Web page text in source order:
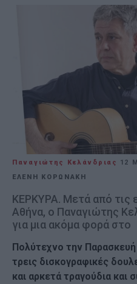
Παναγιώτης Κελάνδριας 12
ΕΛΈΝΗ ΚΟΡΩΝΆΚΗ
ΚΕΡΚΥΡΑ. Μετά από τις
Αθήνα, ο Παναγιώτης
για μια ακόμα φορά στο
Πολύτεχνο την
τρεις δισκογραφικές
και αρκετά τραγούδια και